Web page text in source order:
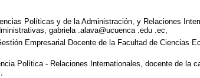
Políticas y de la Administración, y Relaciones
gabriela .alava@ucuenca .edu .ec,
Empresarial Docente de la Facultad de Ciencias
Política - Relaciones Internationales, docente de la